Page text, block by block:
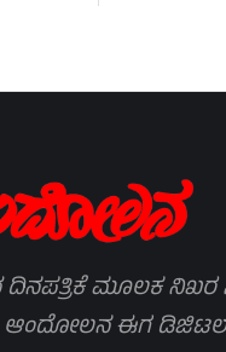
ದಿನಪತ್ರಿಕೆ ಮೂಲಕ ನಿಖರ
ಆಂದೋಲನ ಈಗ